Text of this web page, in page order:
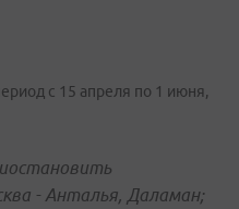
с 15 апреля по 1 июня,
- Анталья, Даламан;